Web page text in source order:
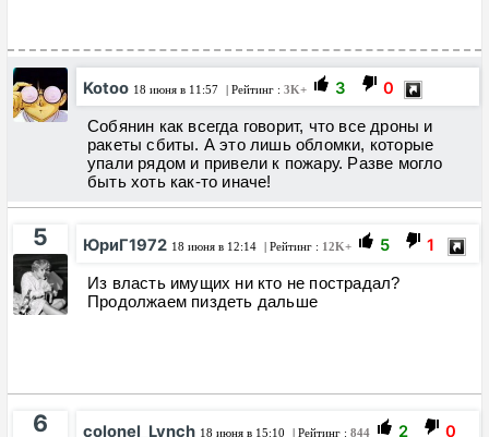
Kotoo 18 июня в 11:57 | Рейтинг : 3K+ 3 0
Собянин как всегда говорит, что все дроны и
ракеты сбиты. А это лишь обломки, которые
упали рядом и привели к пожару. Разве могло
быть хоть как-то иначе!
5 ЮриГ1972 18 июня в 12:14 | Рейтинг : 12K+ 5 1
Из власть имущих ни кто не пострадал?
Продолжаем пиздеть дальше
6 colonel_Lynch 18 июня в 15:10 | Рейтинг : 844 2 0